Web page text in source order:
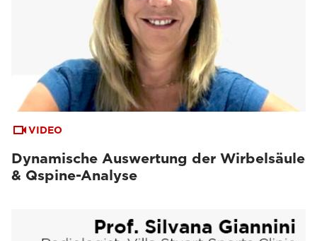
VIDEO
Dynamische Auswertung der Wirbelsäule
& Qspine-Analyse